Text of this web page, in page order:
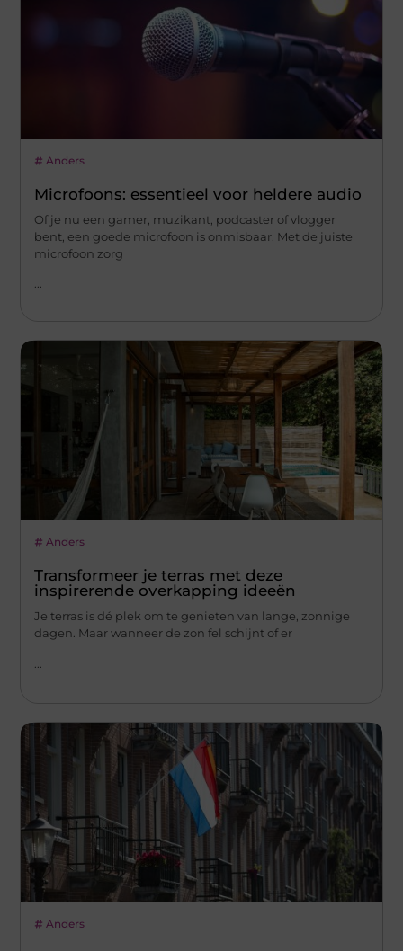
Anders
Microfoons: essentieel voor heldere audio
Of je nu een gamer, muzikant, podcaster of vlogger
bent, een goede microfoon is onmisbaar. Met de juiste
microfoon zorg
...
Anders
Transformeer je terras met deze
inspirerende overkapping ideeën
Je terras is dé plek om te genieten van lange, zonnige
dagen. Maar wanneer de zon fel schijnt of er
Anders